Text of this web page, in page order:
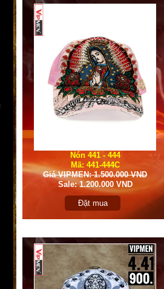
Nón 441 - 444
Mã: 441-444C
Giá VIPMEN: 1.500.000 VND
Sale: 1.200.000 VND
Đặt mua